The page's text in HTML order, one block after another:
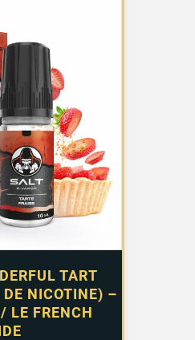
TART
NICOTINE) –
LE FRENCH